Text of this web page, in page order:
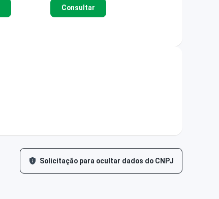
Consultar
Solicitação para ocultar dados do CNPJ